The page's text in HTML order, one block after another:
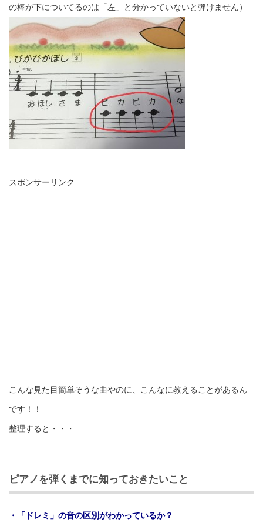
の棒が下についてるのは「左」と分かっていないと弾けません）
スポンサーリンク
こんな見た目簡単そうな曲やのに、こんなに教えることがあるん
です！！
整理すると・・・
ピアノを弾くまでに知っておきたいこと
・「ドレミ」の音の区別がわかっているか？